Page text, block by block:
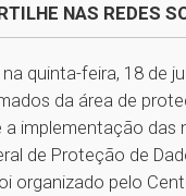
NAS REDES
quinta-feira, 18 de
da área de
a implementação das
de Proteção de
organizado pelo